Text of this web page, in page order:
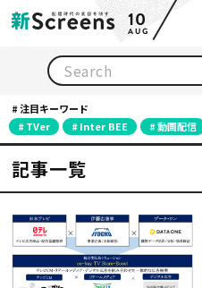
10
AUG
注目キーワード
TVer
Inter BEE 動画配信
記事一覧